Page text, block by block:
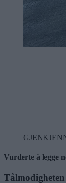
Vurderte å legge